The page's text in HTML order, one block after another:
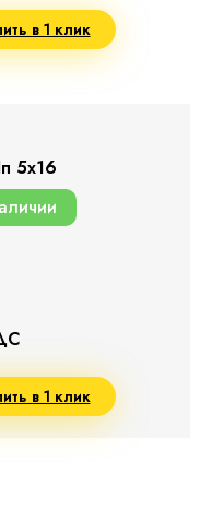
в 1 клик
5х16
в 1 клик